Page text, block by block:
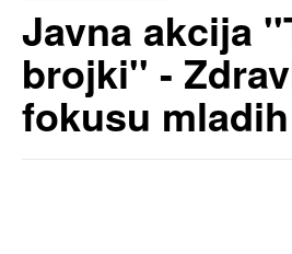
Javna akcija
brojki'' -
fokusu mladih